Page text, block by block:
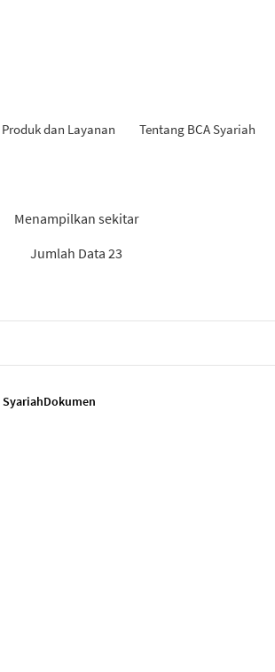
Produk dan Layanan Tentang BCA Syariah
Menampilkan sekitar
Jumlah Data 23
SyariahDokumen